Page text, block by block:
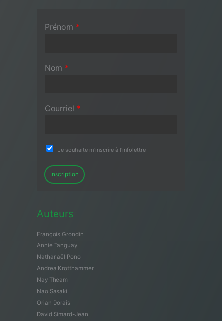
Prénom *
Nom *
Courriel *
Je souhaite m'inscrire à l'infolettre
Inscription
Auteurs
François Grondin
Annie Tanguay
Nathanaël Pono
Andrea Krotthammer
Nay Theam
Nao Sasaki
Orian Dorais
David Simard-Jean